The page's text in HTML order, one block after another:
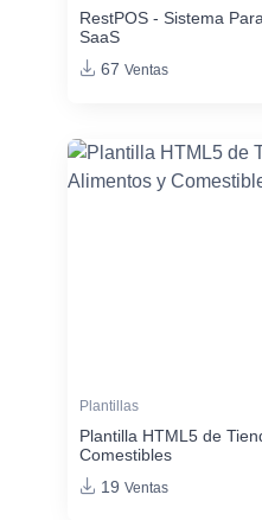
RestPOS - Sistema
SaaS
67 Ventas
Plantillas
Plantilla HTML5 de
Comestibles
19 Ventas